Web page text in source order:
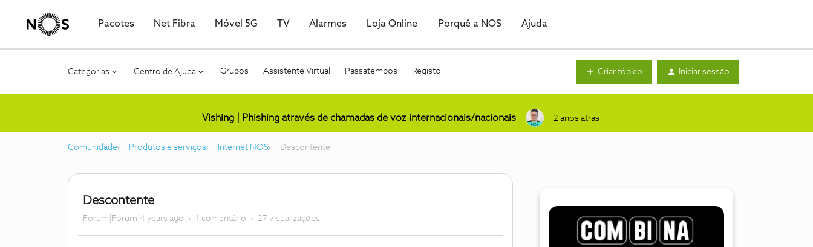
Pacotes Net Fibra Móvel 5G TV Alarmes Loja Online Porquê a NOS Ajuda
Categorias Centro de Ajuda Grupos Assistente Virtual Passatempos Registo Criar tópico Iniciar sessão
Vishing | Phishing através de chamadas de voz internacionais/nacionais 2 anos atrás
Comunidade Produtos e serviços Internet NOS Descontente
Descontente
Forum|Forum|4 years ago 1 comentário 27 visualizações